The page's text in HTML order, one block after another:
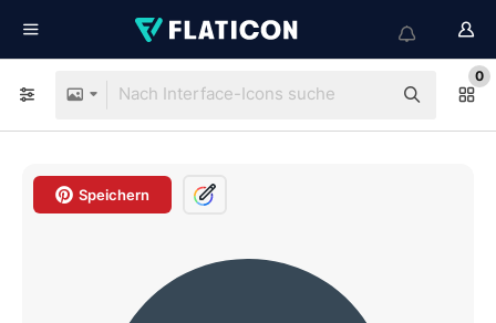
0
Speichern